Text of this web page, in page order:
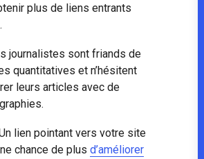
plus de liens entrants
journalistes sont friands de
quantitatives et n’hésitent
leurs articles avec de
lien pointant vers votre site
chance de plus d’améliorer